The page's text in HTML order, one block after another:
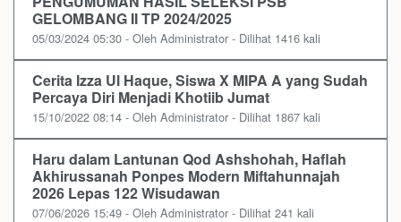
GELOMBANG II TP 2024/2025
05/03/2024 05:30 - Oleh Administrator - Dilihat 1416 kali
Cerita Izza Ul Haque, Siswa X MIPA A yang Sudah
Percaya Diri Menjadi Khotiib Jumat
15/10/2022 08:14 - Oleh Administrator - Dilihat 1867 kali
Haru dalam Lantunan Qod Ashshohah, Haflah
Akhirussanah Ponpes Modern Miftahunnajah
2026 Lepas 122 Wisudawan
07/06/2026 15:49 - Oleh Administrator - Dilihat 241 kali